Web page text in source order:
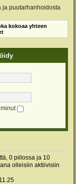
ja puutarhanhoidosta
kokoaa yhteen
minut
0 piilossa ja 10
olleisiin aktiivisiin